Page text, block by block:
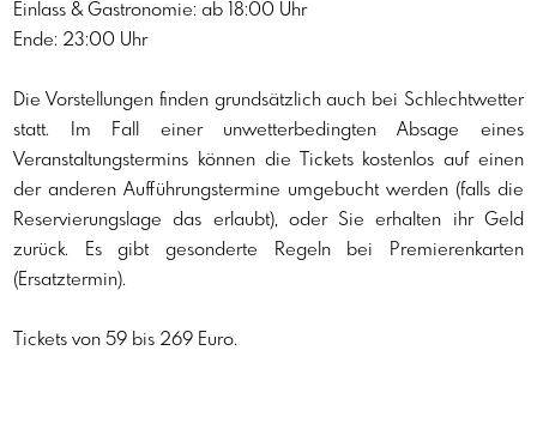
Einlass & Gastronomie: ab 18:00 Uhr
Ende: 23:00 Uhr
Die Vorstellungen finden grundsätzlich auch bei Schlechtwetter
statt. Im Fall einer unwetterbedingten Absage eines
Veranstaltungstermins können die Tickets kostenlos auf einen
der anderen Aufführungstermine umgebucht werden (falls die
Reservierungslage das erlaubt), oder Sie erhalten ihr Geld
zurück. Es gibt gesonderte Regeln bei Premierenkarten
(Ersatztermin).
Tickets von 59 bis 269 Euro.